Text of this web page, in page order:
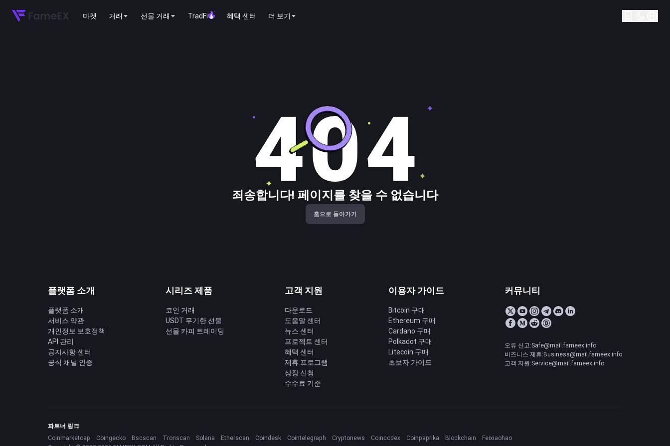
마켓 거래 선물 거래 TradFi 혜택 센터 더 보기
죄송합니다! 페이지를 찾을 수 없습니다
홈으로 돌아가기
플랫폼 소개
플랫폼 소개
서비스 약관
개인정보 보호정책
API 관리
공지사항 센터
공식 채널 인증
시리즈 제품
코인 거래
USDT 무기한 선물
선물 카피 트레이딩
고객 지원
다운로드
도움말 센터
뉴스 센터
프로젝트 센터
혜택 센터
제휴 프로그램
상장 신청
수수료 기준
이용자 가이드
Bitcoin 구매
Ethereum 구매
Cardano 구매
Polkadot 구매
Litecoin 구매
초보자 가이드
커뮤니티
오류 신고:Safe@mail.fameex.info
비즈니스 제휴:Business@mail.fameex.info
고객 지원:Service@mail.fameex.info
파트너 링크
Coinmarketcap
Coingecko Bscscan Tronscan Solana Etherscan Coindesk Cointelegraph Cryptonews Coincodex Coinpaprika Blockchain
Feixiaohao